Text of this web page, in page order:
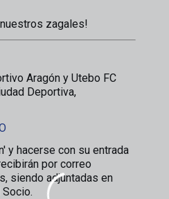
zagales!
Aragón y Utebo FC
Deportiva,
y hacerse con su entrada
por correo
siendo adjuntadas en